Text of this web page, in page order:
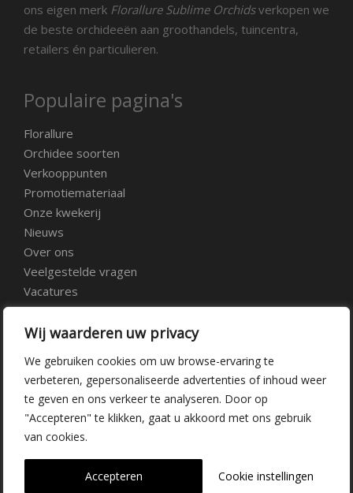
Wij waarderen uw privacy
We gebruiken cookies om uw browse-ervaring te
verbeteren, gepersonaliseerde advertenties of inhoud weer
te geven en ons verkeer te analyseren. Door op
"Accepteren" te klikken, gaat u akkoord met ons gebruik
van cookies.
Cookie instellingen
Accepteren
ons eigen merk Florallure Sublime Orchidsverkopen we
de beste orchideeën aan groothandels, tuincentra,
retailers én particulieren.
Populaire pagina's
Florallure
Orchidee soorten
Verkooppunten
Promotiemateriaal
Onze kwekerij
Nieuws
Over ons
Veelgestelde vragen
Vacatures
Contact
Kwekerij Delfgauw
Vrederustlaan 10
2645 AW Delfgauw
info@dehoogorchids.com